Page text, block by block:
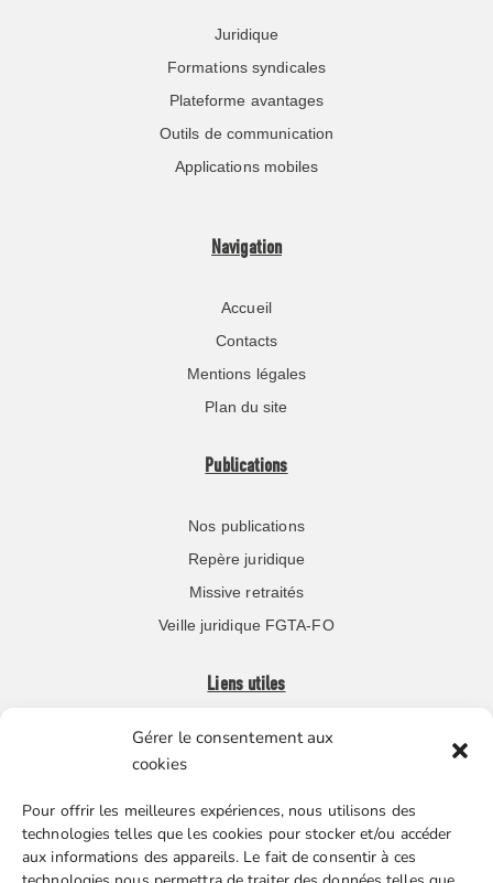
Gérer le consentement aux
cookies
Pour offrir les meilleures expériences, nous utilisons des
technologies telles que les cookies pour stocker et/ou accéder
aux informations des appareils. Le fait de consentir à ces
Juridique
Formations syndicales
Plateforme avantages
Outils de communication
Applications mobiles
Navigation
Accueil
Contacts
Mentions légales
Plan du site
Publications
Nos publications
Repère juridique
Missive retraités
Veille juridique FGTA-FO
Liens utiles
Boutique en ligne
Nos partenaires
Gestion des cookies